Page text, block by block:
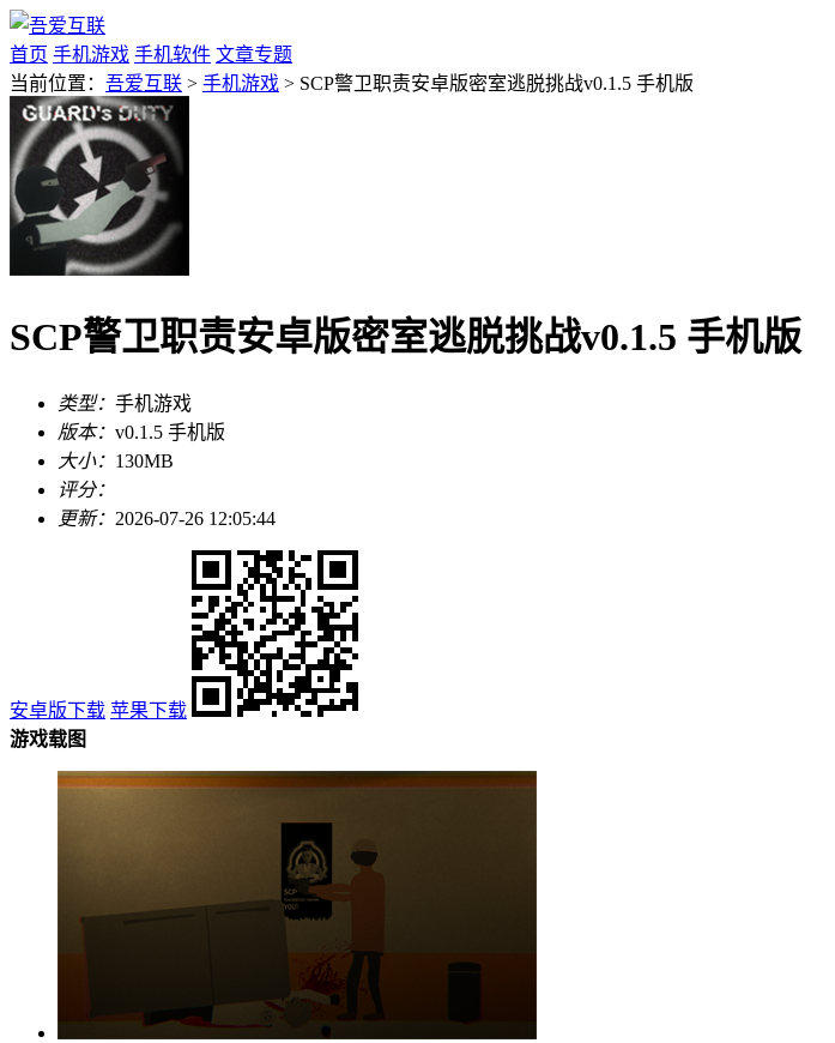
首页 手机游戏 手机软件 文章专题
当前位置： 吾爱互联 > 手机游戏 > SCP警卫职责安卓版密室逃脱挑战v0.1.5 手机版
SCP警卫职责安卓版密室逃脱挑战v0.1.5 手机版
类型： 手机游戏
版本： v0.1.5 手机版
大小： 130MB
评分：
更新： 2026-07-26 12:05:44
安卓版下载 苹果下载
游戏载图